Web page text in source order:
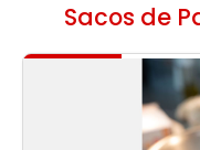
Sacos de